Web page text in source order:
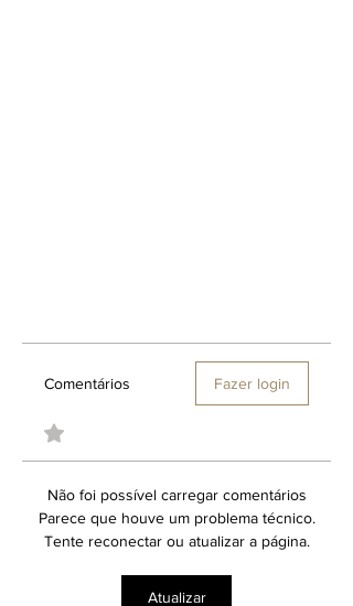
Comentários Fazer login
Não foi possível carregar comentários
Parece que houve um problema técnico.
Tente reconectar ou atualizar a página.
Atualizar